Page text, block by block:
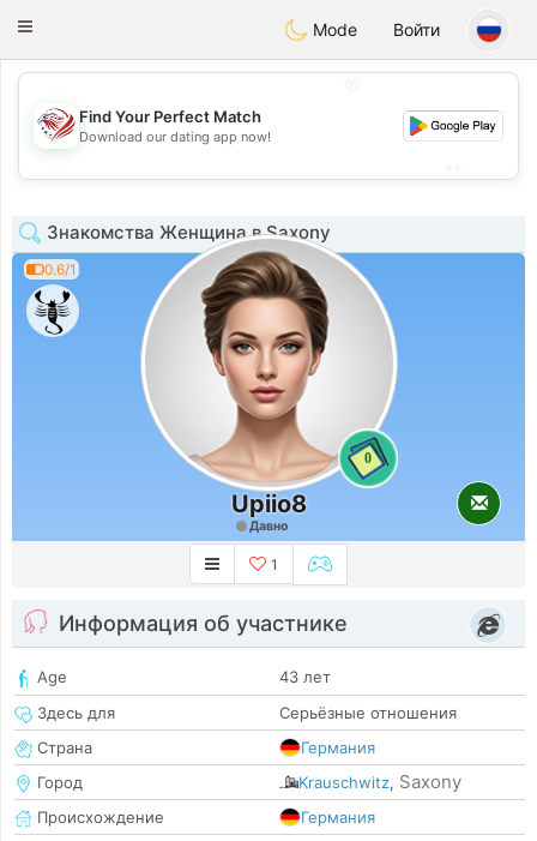
Dating
Toggle
Mode Войти
💖
💕
Find Your Perfect Match
Download our dating app now!
Знакомства Женщина в Saxony
0.6/1
0
Upiio8
Давно
1
Информация об участнике
Age
43 лет
Здесь для
Серьёзные отношения
Страна
Германия
Город
Krauschwitz, Saxony
Происхождение
Германия